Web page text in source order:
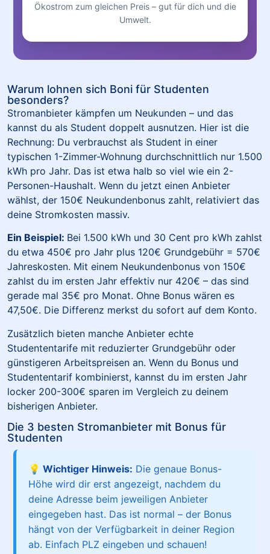
Ökostrom zum gleichen Preis – gut für dich und die
Umwelt.
Warum lohnen sich Boni für Studenten
besonders?
Stromanbieter kämpfen um Neukunden – und das
kannst du als Student doppelt ausnutzen. Hier ist die
Rechnung: Du verbrauchst als Student in einer
typischen 1-Zimmer-Wohnung durchschnittlich nur 1.500
kWh pro Jahr. Das ist etwa halb so viel wie ein 2-
Personen-Haushalt. Wenn du jetzt einen Anbieter
wählst, der 150€ Neukundenbonus zahlt, relativiert das
deine Stromkosten massiv.
Ein Beispiel: Bei 1.500 kWh und 30 Cent pro kWh zahlst
du etwa 450€ pro Jahr plus 120€ Grundgebühr = 570€
Jahreskosten. Mit einem Neukundenbonus von 150€
zahlst du im ersten Jahr effektiv nur 420€ – das sind
gerade mal 35€ pro Monat. Ohne Bonus wären es
47,50€. Die Differenz merkst du sofort auf dem Konto.
Zusätzlich bieten manche Anbieter echte
Studententarife mit reduzierter Grundgebühr oder
günstigeren Arbeitspreisen an. Wenn du Bonus und
Studententarif kombinierst, kannst du im ersten Jahr
locker 200-300€ sparen im Vergleich zu deinem
bisherigen Anbieter.
Die 3 besten Stromanbieter mit Bonus für
Studenten
💡 Wichtiger Hinweis: Die genaue Bonus-
Höhe wird dir erst angezeigt, nachdem du
deine Adresse beim jeweiligen Anbieter
eingegeben hast. Das ist normal – der Bonus
hängt von der Verfügbarkeit in deiner Region
ab. Einfach PLZ eingeben und schauen!